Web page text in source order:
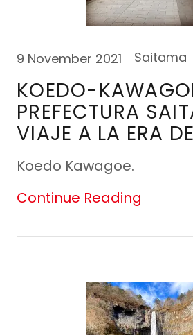
9 November 2021 Saitama
KOEDO-
PREFECTURA
VIAJE A LA ERA
Koedo Kawagoe.
Continue Reading